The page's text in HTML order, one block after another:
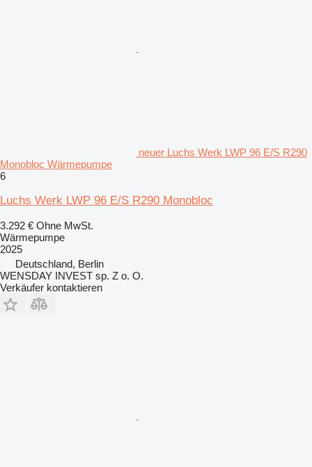
neuer Luchs Werk LWP 96 E/S R290
Monobloc Wärmepumpe
6
Luchs Werk LWP 96 E/S R290 Monobloc
3.292 € Ohne MwSt.
Wärmepumpe
2025
Deutschland, Berlin
WENSDAY INVEST sp. Z o. O.
Verkäufer kontaktieren